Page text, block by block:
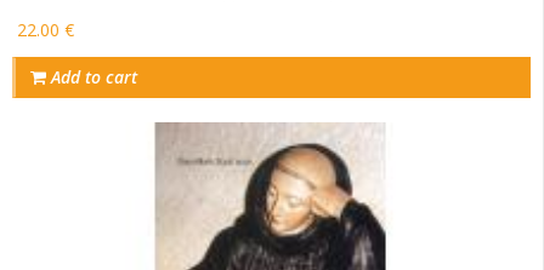
22.00 €
Add to cart